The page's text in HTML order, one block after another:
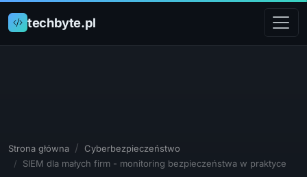
techbyte.pl
Strona główna
Cyberbezpieczeństwo
SIEM dla małych firm - monitoring bezpieczeństwa w praktyce